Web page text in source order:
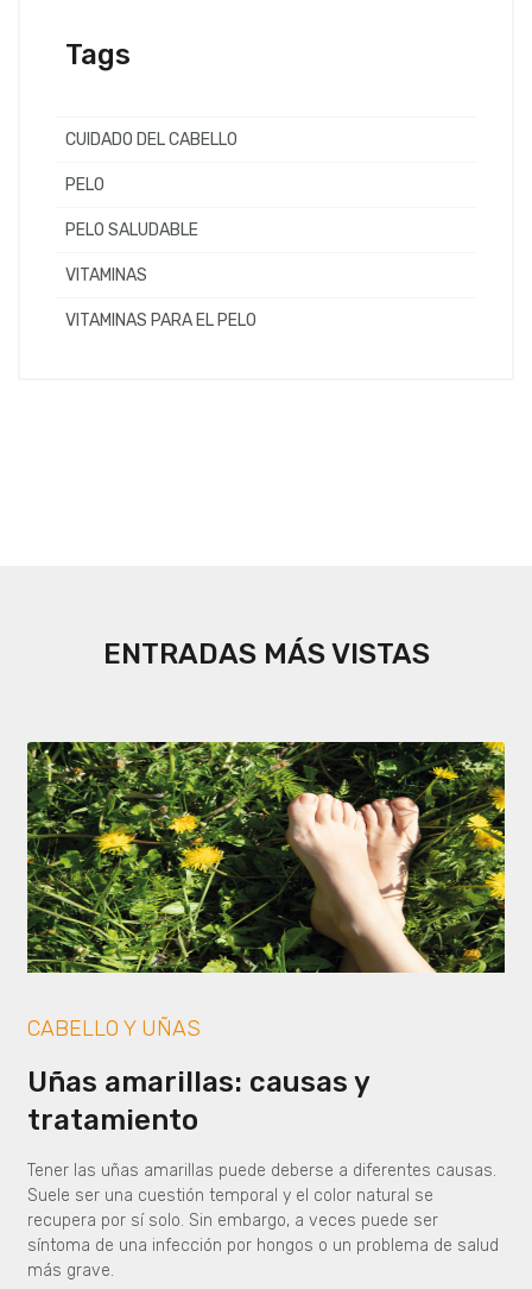
Tags
CUIDADO DEL CABELLO
PELO
PELO SALUDABLE
VITAMINAS
VITAMINAS PARA EL PELO
ENTRADAS MÁS VISTAS
CABELLO Y UÑAS
Uñas amarillas: causas y
tratamiento
Tener las uñas amarillas puede deberse a diferentes causas.
Suele ser una cuestión temporal y el color natural se
recupera por sí solo. Sin embargo, a veces puede ser
síntoma de una infección por hongos o un problema de salud
más grave.